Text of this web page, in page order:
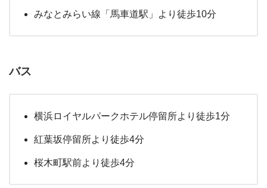
みなとみらい線「馬車道駅」より徒歩10分
バス
横浜ロイヤルパークホテル停留所より徒歩1分
紅葉坂停留所より徒歩4分
桜木町駅前より徒歩4分